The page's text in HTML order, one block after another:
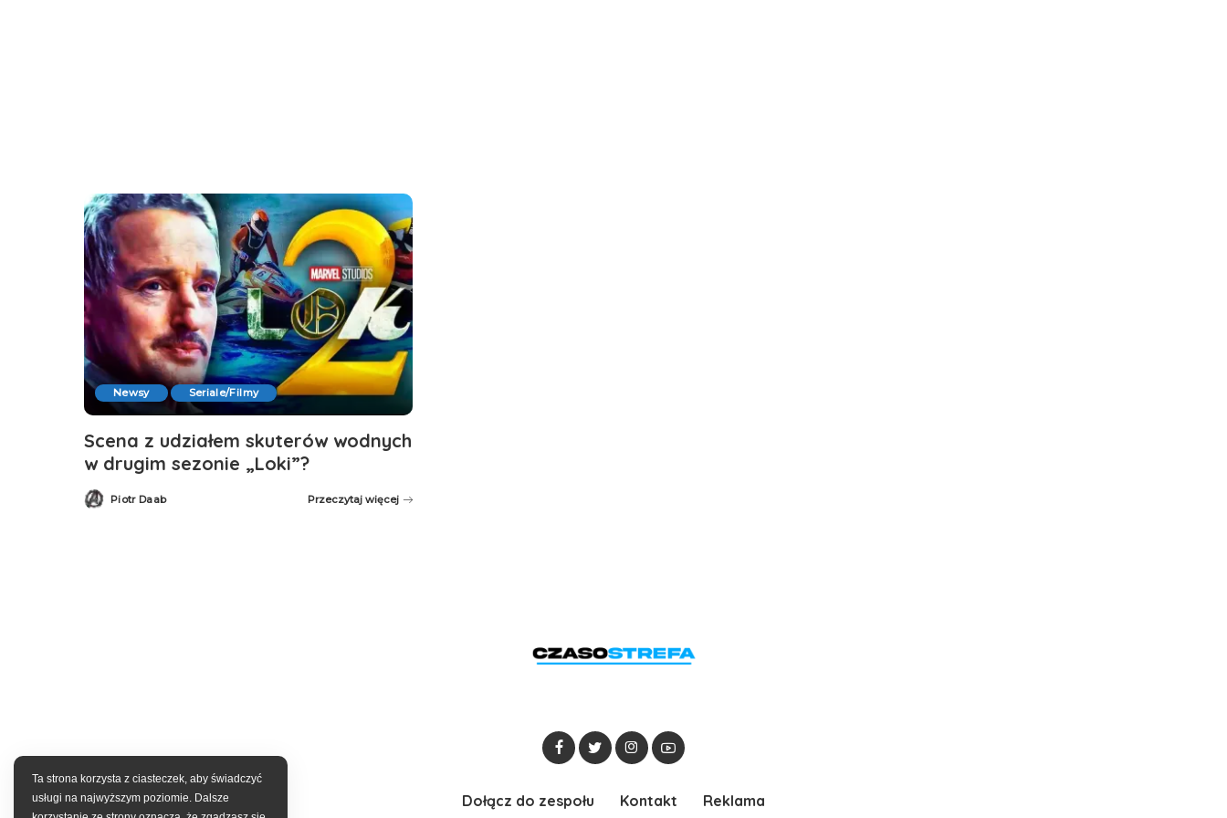
Newsy Seriale/Filmy
Scena z udziałem skuterów wodnych
w drugim sezonie „Loki”?
Posted
by
Piotr Daab Przeczytaj więcej
Dołącz do zespołu Kontakt Reklama
Ta strona korzysta z ciasteczek, aby świadczyć
usługi na najwyższym poziomie. Dalsze